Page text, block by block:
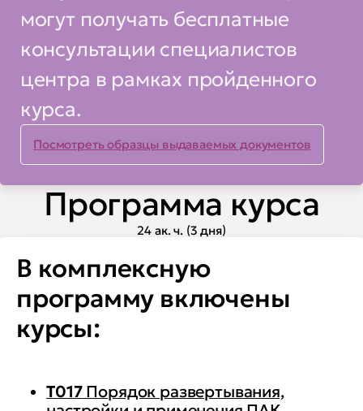
могут получать бесплатные
консультации специалистов
центра в рамках пройденного
курса.
Посмотреть образцы выдаваемых документов
Программа курса
24 ак. ч. (3 дня)
В комплексную
программу включены
курсы:
T017Порядок развертывания,